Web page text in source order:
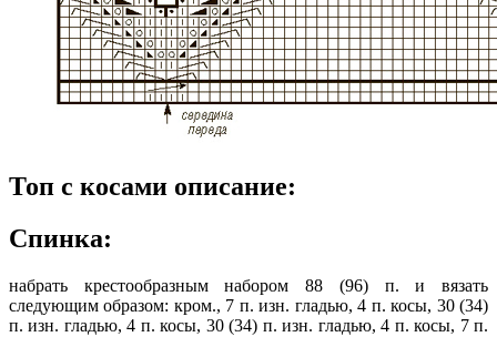
Топ с косами описание:
Спинка:
набрать крестообразным набором 88 (96) п. и вязать
следующим образом: кром., 7 п. изн. гладью, 4 п. косы, 30 (34)
п. изн. гладью, 4 п. косы, 30 (34) п. изн. гладью, 4 п. косы, 7 п.